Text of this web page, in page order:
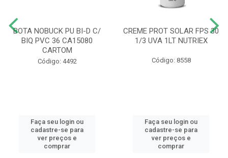
BOTA NOBUCK PU BI-D C/
BIQ PVC 36 CA15080
CARTOM
Código: 4492
Faça seu login ou
cadastre-se para
ver preços e
comprar
CREME PROT SOLAR FPS 30
1/3 UVA 1LT NUTRIEX
Código: 8558
Faça seu login ou
cadastre-se para
ver preços e
comprar